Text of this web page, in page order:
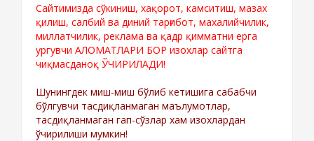
Сайтимизда сўкиниш, хақорот, камситиш, мазах
қилиш, салбий ва диний тарғибот, махалийчилик,
миллатчилик, реклама ва қадр қимматни ерга
ургувчи АЛОМАТЛАРИ БОР изохлар сайтга
чиқмасданоқ ЎЧИРИЛАДИ!
Шунингдек миш-миш бўлиб кетишига сабабчи
бўлгувчи тасдиқланмаган маълумотлар,
тасдиқланмаган гап-сўзлар хам изохлардан
ўчирилиши мумкин!